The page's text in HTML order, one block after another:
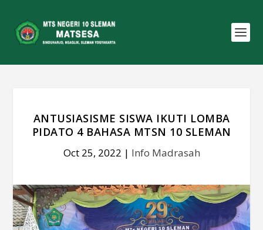
ANTUSIASISME SISWA IKUTI LOMBA
PIDATO 4 BAHASA MTSN 10 SLEMAN
Oct 25, 2022 | Info Madrasah